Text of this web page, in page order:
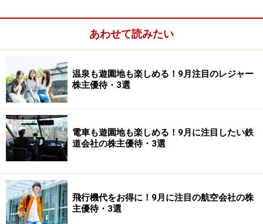
【今期予想現金配当(1株あたり）】 6円
【株主優待権利確定月】9月
【優待内容】
自社取扱商品（水産加工品）
あわせて読みたい
温泉も遊園地も楽しめる！9月注目のレジャー
株主優待・3選
電車も遊園地も楽しめる！9月に注目したい鉄
道会社の株主優待・3選
飛行機代をお得に！9月に注目の航空会社の株
主優待・3選